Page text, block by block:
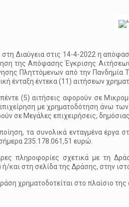
Διαύγεια στις 14-4-2022 η
της Απόφασης Έγκρισης
Πληττόμενων από την
ένταξη έντεκα (11) αιτήσεων
πέντε (5) αιτήσεις αφορούν σε
με χρηματοδότηση άνω
σε Μεγάλες επιχειρήσεις,
τα συνολικά ενταγμένα έργα
235.178.061,51 ευρώ.
πληροφορίες σχετικά με τη
ή/και στη σελίδα της Δράσης, στην
χρηματοδοτείται στο πλαίσιο